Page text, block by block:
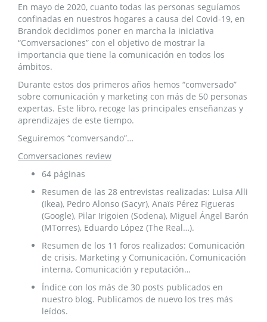
En mayo de 2020, cuanto todas las personas seguíamos
confinadas en nuestros hogares a causa del Covid-19, en
Brandok decidimos poner en marcha la iniciativa
“Comversaciones” con el objetivo de mostrar la
importancia que tiene la comunicación en todos los
ámbitos.
Durante estos dos primeros años hemos “comversado”
sobre comunicación y marketing con más de 50 personas
expertas. Este libro, recoge las principales enseñanzas y
aprendizajes de este tiempo.
Seguiremos “comversando”…
Comversaciones review
64 páginas
Resumen de las 28 entrevistas realizadas: Luisa Alli
(Ikea), Pedro Alonso (Sacyr), Anaïs Pérez Figueras
(Google), Pilar Irigoien (Sodena), Miguel Ángel Barón
(MTorres), Eduardo López (The Real…).
Resumen de los 11 foros realizados: Comunicación
de crisis, Marketing y Comunicación, Comunicación
interna, Comunicación y reputación…
Índice con los más de 30 posts publicados en
nuestro blog. Publicamos de nuevo los tres más
leídos.